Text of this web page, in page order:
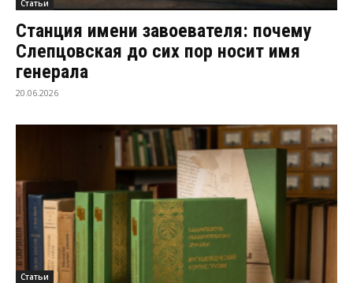
Статьи
Станция имени завоевателя: почему
Слепцовская до сих пор носит имя
генерала
20.06.2026
Статьи